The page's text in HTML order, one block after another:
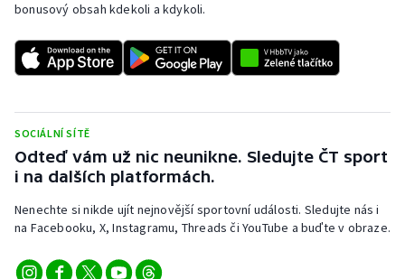
Sportovní střelba
Stolní tenis
Triatlon
Veslování
bonusový obsah kdekoli a kdykoli.
SOCIÁLNÍ SÍTĚ
Odteď vám už nic neunikne. Sledujte ČT sport
i na dalších platformách.
Nenechte si nikde ujít nejnovější sportovní události. Sledujte nás i
na Facebooku, X, Instagramu, Threads či YouTube a buďte v obraze.